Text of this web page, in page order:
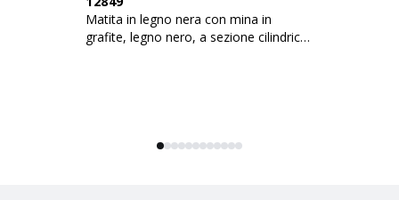
Matita in legno nera con mina in
grafite, legno nero, a sezione cilindrica